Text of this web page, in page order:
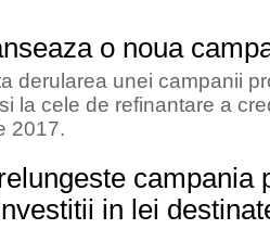
o noua
derularea unei campanii
la cele de refinantare a
2017.
campania
in lei